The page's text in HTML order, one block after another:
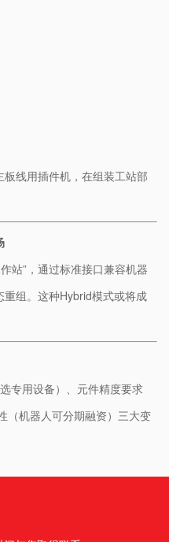
板线用插件机，在组装工站部
站”，通过标准接口兼容机器
组。这种Hybrid模式或将成
专用设备）、元件精度要求
（机器人可分期融资）三大变